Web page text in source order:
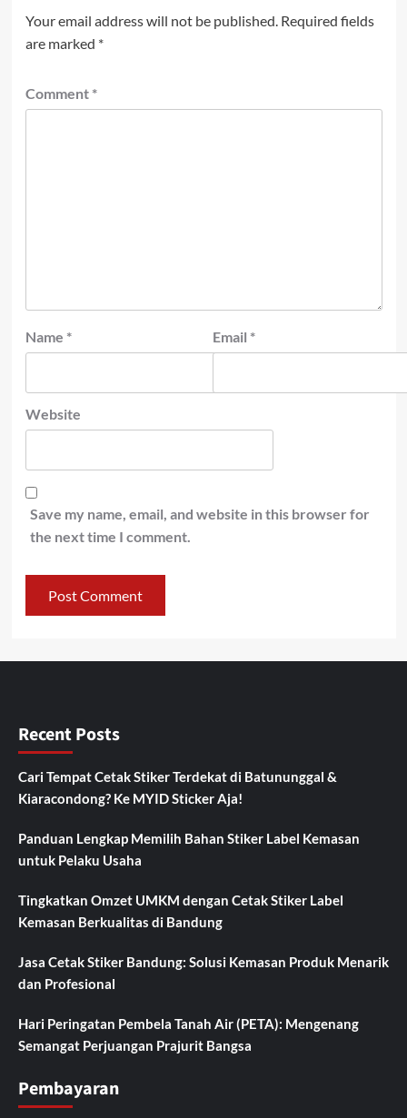
Your email address will not be published. Required fields
are marked *
Comment *
Name * Email *
Website
Save my name, email, and website in this browser for
the next time I comment.
Recent Posts
Cari Tempat Cetak Stiker Terdekat di Batununggal &
Kiaracondong? Ke MYID Sticker Aja!
Panduan Lengkap Memilih Bahan Stiker Label Kemasan
untuk Pelaku Usaha
Tingkatkan Omzet UMKM dengan Cetak Stiker Label
Kemasan Berkualitas di Bandung
Jasa Cetak Stiker Bandung: Solusi Kemasan Produk Menarik
dan Profesional
Hari Peringatan Pembela Tanah Air (PETA): Mengenang
Semangat Perjuangan Prajurit Bangsa
Pembayaran